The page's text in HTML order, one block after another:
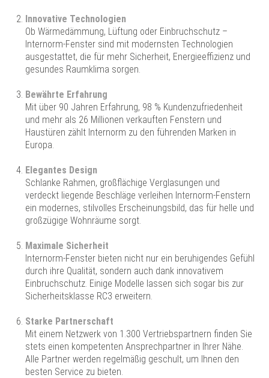
Innovative Technologien
Ob Wärmedämmung, Lüftung oder Einbruchschutz –
Internorm-Fenster sind mit modernsten Technologien
ausgestattet, die für mehr Sicherheit, Energieeffizienz und
gesundes Raumklima sorgen.
Bewährte Erfahrung
Mit über 90 Jahren Erfahrung, 98 % Kundenzufriedenheit
und mehr als 26 Millionen verkauften Fenstern und
Haustüren zählt Internorm zu den führenden Marken in
Europa.
Elegantes Design
Schlanke Rahmen, großflächige Verglasungen und
verdeckt liegende Beschläge verleihen Internorm-Fenstern
ein modernes, stilvolles Erscheinungsbild, das für helle und
großzügige Wohnräume sorgt.
Maximale Sicherheit
Internorm-Fenster bieten nicht nur ein beruhigendes Gefühl
durch ihre Qualität, sondern auch dank innovativem
Einbruchschutz. Einige Modelle lassen sich sogar bis zur
Sicherheitsklasse RC3 erweitern.
Starke Partnerschaft
Mit einem Netzwerk von 1.300 Vertriebspartnern finden Sie
stets einen kompetenten Ansprechpartner in Ihrer Nähe.
Alle Partner werden regelmäßig geschult, um Ihnen den
besten Service zu bieten.